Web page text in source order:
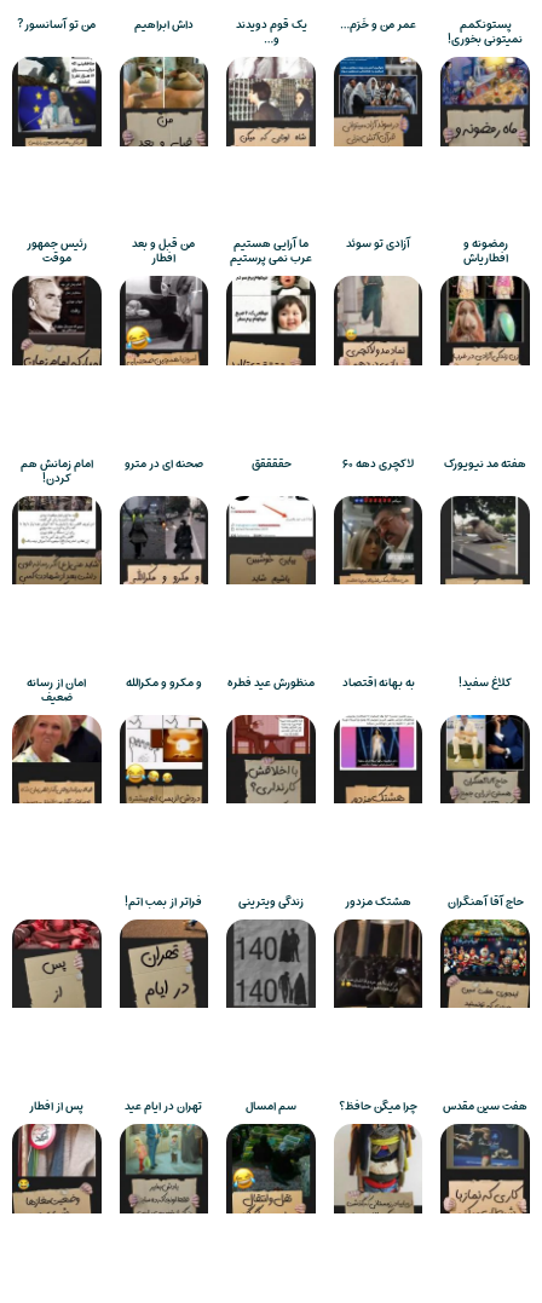
پستونکمم
نمیتونی بخوری!
عمر من و خَرَم… یک قوم دویدند
و…
داش ابراهیم من تو آسانسور?
رمضونه و
افطاریاش
آزادی تو سوئد ما آرایی هستیم
عرب نمی پرستیم
من قبل و بعد
افطار
رئیس جمهور
موقت
هفته مد نیویورک لاکچری دهه ۶۰ حققققق صحنه ای در مترو امام زمانش هم
کردن!
کلاغ سفید! به بهانه اقتصاد منظورش عید فطره و مکرو و مکرالله امان از رسانه
ضعیف
حاج آقا آهنگران هشتک مزدور زندگی ویترینی فراتر از بمب اتم!
هفت سین مقدس چرا میگن حافظ؟ سم امسال تهران در ایام عید پس از افطار